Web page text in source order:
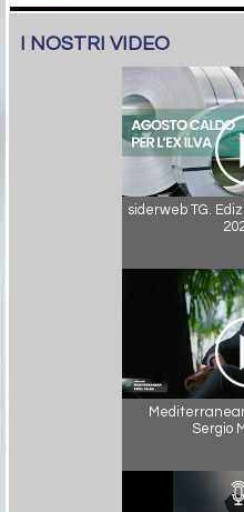
I NOSTRI VIDEO
siderweb TG.
Sergio